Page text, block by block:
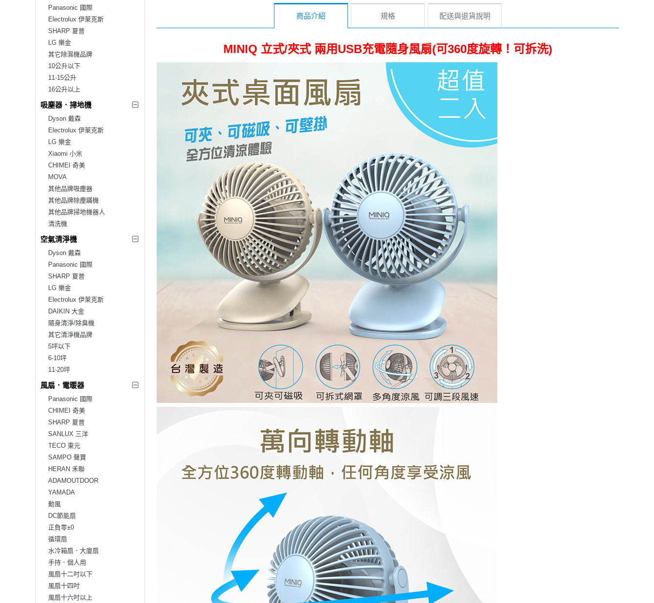
Panasonic 國際
Electrolux 伊萊克斯
SHARP 夏普
LG 樂金
其它除濕機品牌
10公升以下
11-15公升
16公升以上
吸塵器．掃地機
Dyson 戴森
Electrolux 伊萊克斯
LG 樂金
Xiaomi 小米
CHIMEI 奇美
MOVA
其他品牌吸塵器
其他品牌除塵蹣機
其他品牌掃地機器人
清洗機
空氣清淨機
Dyson 戴森
Panasonic 國際
SHARP 夏普
LG 樂金
Electrolux 伊萊克斯
DAIKIN 大金
隨身清淨/除臭機
其它清淨機品牌
5坪以下
6-10坪
11-20坪
風扇．電暖器
Panasonic 國際
CHIMEI 奇美
SHARP 夏普
SANLUX 三洋
TECO 東元
SAMPO 聲寶
HERAN 禾聯
ADAMOUTDOOR
YAMADA
勳風
DC節能扇
正負零±0
循環扇
水冷箱扇．大廈扇
手持．個人用
風扇十二吋以下
風扇十四吋
風扇十六吋以上
商品介紹 規格 配送與退貨說明
MINIQ 立式/夾式 兩用USB充電隨身風扇(可360度旋轉！可拆洗)